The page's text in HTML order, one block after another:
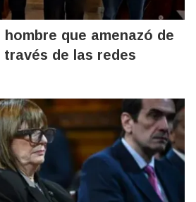
que amenazó de
través de las redes